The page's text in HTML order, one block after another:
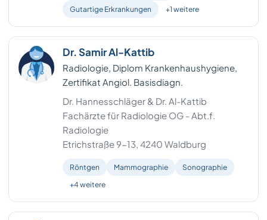
Gutartige Erkrankungen
+1 weitere
Dr. Samir Al-Kattib
Radiologie, Diplom Krankenhaushygiene,
Zertifikat Angiol. Basisdiagn.
Dr. Hannesschläger & Dr. Al-Kattib
Fachärzte für Radiologie OG - Abt.f.
Radiologie
Etrichstraße 9-13, 4240 Waldburg
Röntgen Mammographie
Sonographie
+4 weitere